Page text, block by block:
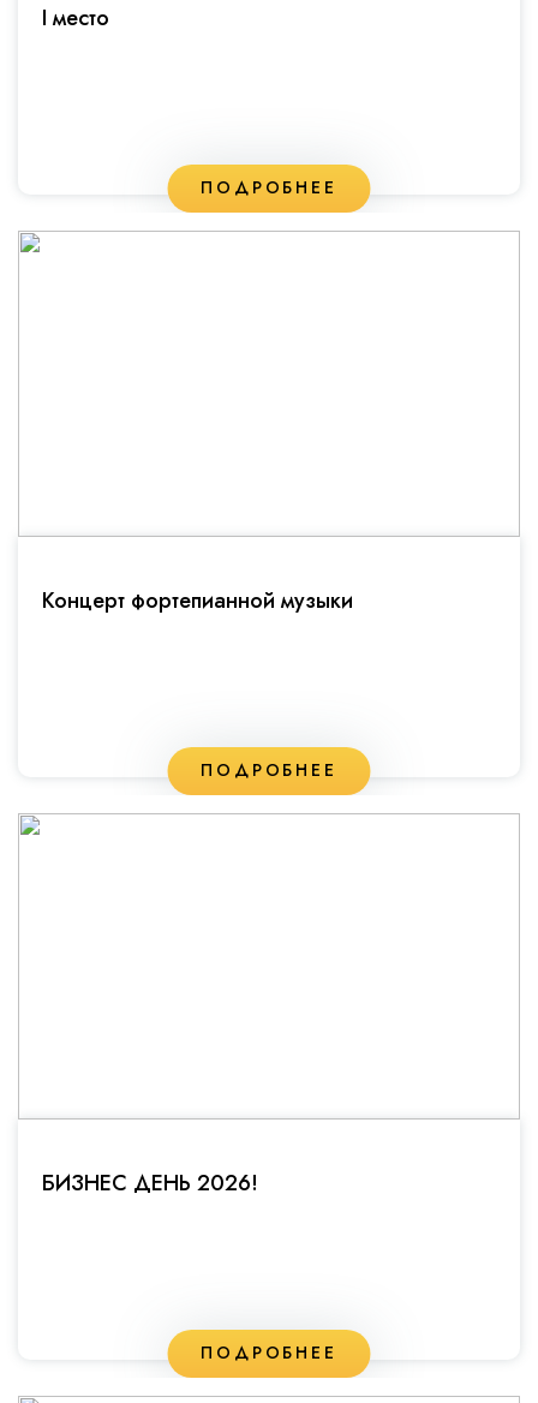
I место
ПОДРОБНЕЕ
Концерт фортепианной музыки
ПОДРОБНЕЕ
БИЗНЕС ДЕНЬ 2026!
ПОДРОБНЕЕ